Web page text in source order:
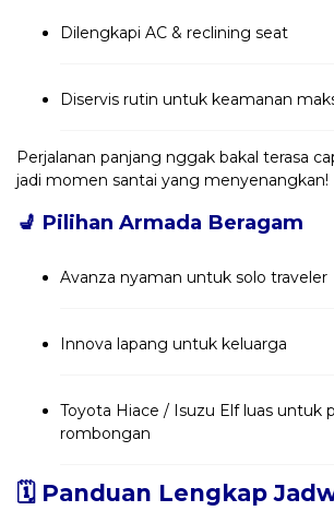
Dilengkapi AC & reclining seat
Diservis rutin untuk keamanan
Perjalanan panjang nggak bakal terasa
jadi momen santai yang menyenangkan!
💺 Pilihan Armada Beragam
Avanza nyaman untuk solo traveler
Innova lapang untuk keluarga
Toyota Hiace / Isuzu Elf luas untuk
rombongan
🗓️ Panduan Lengkap